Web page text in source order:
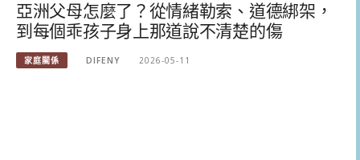
亞洲父母怎麼了？從情緒勒索、道德綁架，
到每個乖孩子身上那道說不清楚的傷
家庭關係 DIFENY 2026-05-11